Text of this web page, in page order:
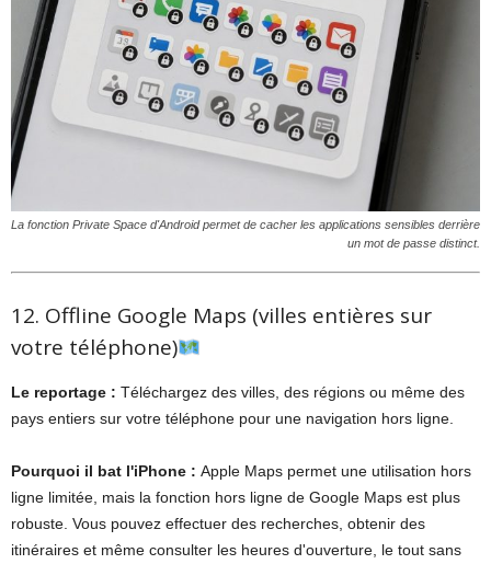
La fonction Private Space d'Android permet de cacher les applications sensibles derrière
un mot de passe distinct.
12. Offline Google Maps (villes entières sur
votre téléphone)
Le reportage : Téléchargez des villes, des régions ou même des
pays entiers sur votre téléphone pour une navigation hors ligne.
Pourquoi il bat l'iPhone : Apple Maps permet une utilisation hors
ligne limitée, mais la fonction hors ligne de Google Maps est plus
robuste. Vous pouvez effectuer des recherches, obtenir des
itinéraires et même consulter les heures d'ouverture, le tout sans